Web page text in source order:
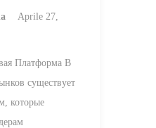
Aprile 27,
Платформа В
существует
которые